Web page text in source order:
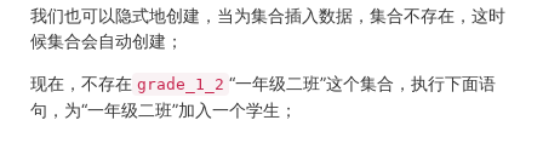
我们也可以隐式地创建，当为集合插入数据，集合不存在，这时
候集合会自动创建；
现在，不存在 grade_1_2 “一年级二班”这个集合，执行下面语
句，为“一年级二班”加入一个学生；